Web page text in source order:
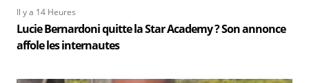
Il y a 14 Heures
Lucie Bernardoni quitte la Star Academy ? Son annonce
affole les internautes